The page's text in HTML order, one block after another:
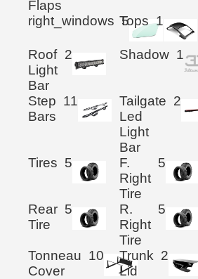
Flaps
right_windows 5
Tops 1
Roof
Light
Bar
2 Shadow 1
Step
Bars
11
Tailgate
Led
Light
Bar
2
Tires 5
F.
Right
Tire
5
Rear
Tire
5
R.
Right
Tire
5
Tonneau
Cover
10
Trunk
Lid
2